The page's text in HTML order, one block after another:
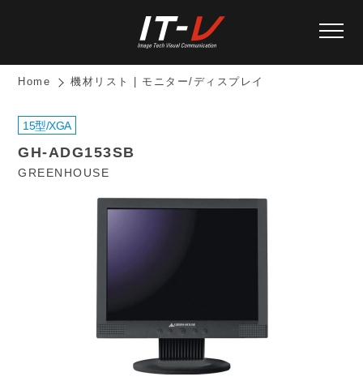
Home 機材リスト | モニター/ディスプレイ
15型/XGA
GH-ADG153SB
GREENHOUSE